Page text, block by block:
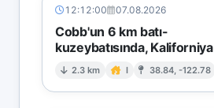
12:12:00 07.08.2026
Cobb'un 6 km batı-
kuzeybatısında, Kaliforniya
2.3 km I 38.84, -122.78